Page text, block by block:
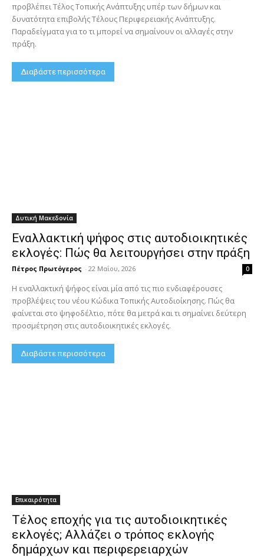
προβλέπει Τέλος Τοπικής Ανάπτυξης υπέρ των δήμων και
δυνατότητα επιβολής Τέλους Περιφερειακής Ανάπτυξης.
Παραδείγματα για το τι μπορεί να σημαίνουν οι αλλαγές στην
πράξη.
Διαβάστε περισσότερα
Δυτική Μακεδονία
Εναλλακτική ψήφος στις αυτοδιοικητικές
εκλογές: Πώς θα λειτουργήσει στην πράξη
Πέτρος Πρωτόγερος - 22 Μαΐου, 2026 0
Η εναλλακτική ψήφος είναι μία από τις πιο ενδιαφέρουσες
προβλέψεις του νέου Κώδικα Τοπικής Αυτοδιοίκησης. Πώς θα
φαίνεται στο ψηφοδέλτιο, πότε θα μετρά και τι σημαίνει δεύτερη
προσμέτρηση στις αυτοδιοικητικές εκλογές.
Διαβάστε περισσότερα
Επικαιρότητα
Τέλος εποχής για τις αυτοδιοικητικές
εκλογές; Αλλάζει ο τρόπος εκλογής
δημάρχων και περιφερειαρχών